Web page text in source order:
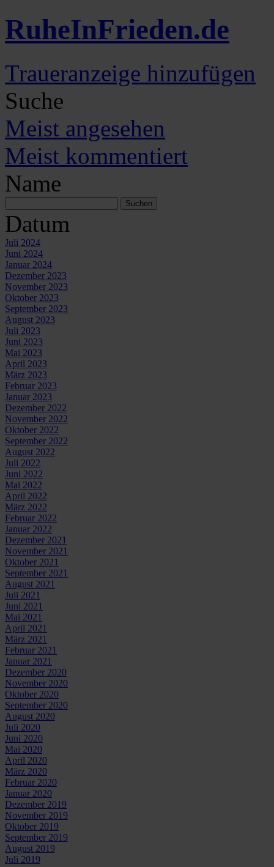
RuheInFrieden.de
Traueranzeige hinzufügen
Suche
Meist angesehen
Meist kommentiert
Name
Datum
Juli 2024
Juni 2024
Januar 2024
Dezember 2023
November 2023
Oktober 2023
September 2023
August 2023
Juli 2023
Juni 2023
Mai 2023
April 2023
März 2023
Februar 2023
Januar 2023
Dezember 2022
November 2022
Oktober 2022
September 2022
August 2022
Juli 2022
Juni 2022
Mai 2022
April 2022
März 2022
Februar 2022
Januar 2022
Dezember 2021
November 2021
Oktober 2021
September 2021
August 2021
Juli 2021
Juni 2021
Mai 2021
April 2021
März 2021
Februar 2021
Januar 2021
Dezember 2020
November 2020
Oktober 2020
September 2020
August 2020
Juli 2020
Juni 2020
Mai 2020
April 2020
März 2020
Februar 2020
Januar 2020
Dezember 2019
November 2019
Oktober 2019
September 2019
August 2019
Juli 2019